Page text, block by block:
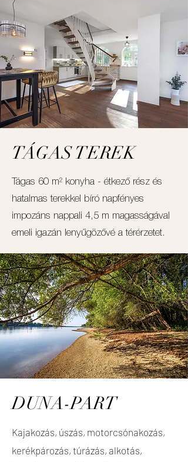
TÁGAS TEREK
Tágas 60 m² konyha - étkező rész és
hatalmas terekkel bíró napfényes
impozáns nappali 4,5 m magasságával
emeli igazán lenyűgözővé a térérzetet.
DUNA-PART
Kajakozás, úszás, motorcsónakozás,
kerékpározás, túrázás, alkotás,